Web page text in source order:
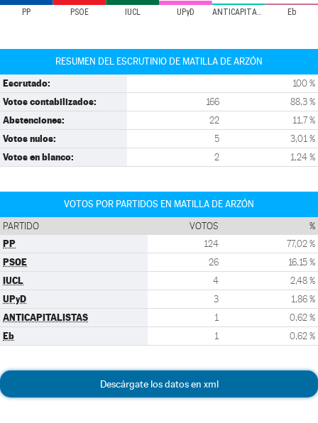
PP PSOE IUCL UPyD ANTICAPITALISTAS Eb
RESUMEN DEL ESCRUTINIO DE MATILLA DE ARZÓN
Escrutado: 100 %
Votos contabilizados: 166 88,3 %
Abstenciones: 22 11,7 %
Votos nulos: 5 3,01 %
Votos en blanco: 2 1,24 %
VOTOS POR PARTIDOS EN MATILLA DE ARZÓN
PARTIDO VOTOS %
PP 124 77,02 %
PSOE 26 16,15 %
IUCL 4 2,48 %
UPyD 3 1,86 %
ANTICAPITALISTAS 1 0,62 %
Eb 1 0,62 %
Descárgate los datos en xml